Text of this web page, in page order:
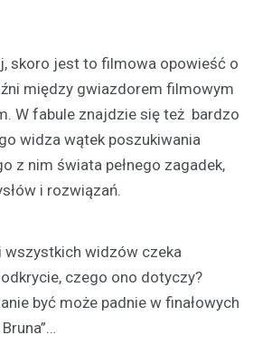
skoro jest to filmowa opowieść o
między gwiazdorem filmowym
W fabule znajdzie się też bardzo
widza wątek poszukiwania
z nim świata pełnego zagadek,
i rozwiązań.
wszystkich widzów czeka
czego ono dotyczy?
być może padnie w finałowych